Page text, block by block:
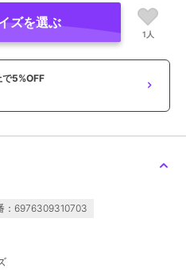
ズを選ぶ
1人
5%OFF
：6976309310703